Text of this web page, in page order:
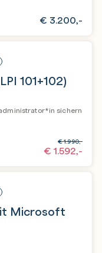
€ 3.200,-
101+102)
sichern
€ 1.592,-
€1.990,-
Microsoft